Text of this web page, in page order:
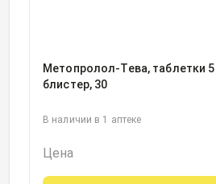
Метопролол-Тева, таблетки
блистер, 30
В наличии в 1 аптеке
Цена